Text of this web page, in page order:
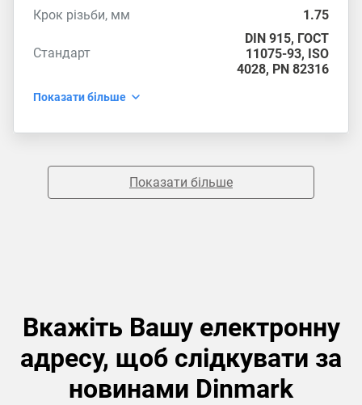
Крок різьби, мм
1.75
Стандарт
DIN 915, ГОСТ
11075-93, ISO
4028, PN 82316
Показати більше
Показати більше
Вкажіть Вашу електронну
адресу, щоб слідкувати за
новинами Dinmark